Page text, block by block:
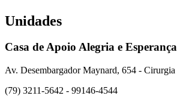
Unidades
Casa de Apoio Alegria e Esperança
Av. Desembargador Maynard, 654 - Cirurgia
(79) 3211-5642 - 99146-4544